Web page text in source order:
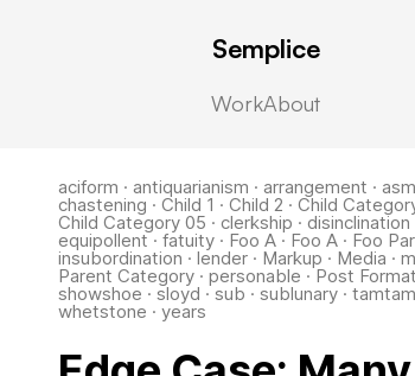
Semplice
WorkAbout
aciform · antiquarianism · arrangement ·
chastening · Child 1 · Child 2 · Child
Child Category 05 · clerkship · disinclination
equipollent· fatuity · Foo A · Foo A · Foo
insubordination · lender · Markup · Media ·
Parent Category · personable ·Post
showshoe · sloyd ·sub · sublunary · tamtam
whetstone · years